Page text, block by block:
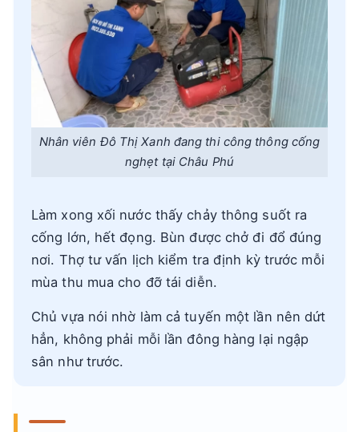
Nhân viên Đô Thị Xanh đang thi công thông cống
nghẹt tại Châu Phú
Làm xong xối nước thấy chảy thông suốt ra
cống lớn, hết đọng. Bùn được chở đi đổ đúng
nơi. Thợ tư vấn lịch kiểm tra định kỳ trước mỗi
mùa thu mua cho đỡ tái diễn.
Chủ vựa nói nhờ làm cả tuyến một lần nên dứt
hẳn, không phải mỗi lần đông hàng lại ngập
sân như trước.